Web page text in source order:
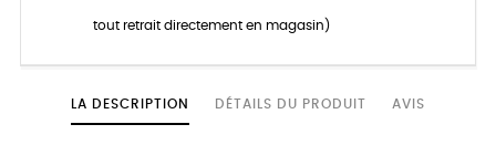
tout retrait directement en magasin)
LA DESCRIPTION DÉTAILS DU PRODUIT AVIS